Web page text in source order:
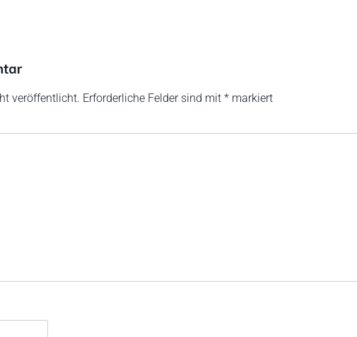
veröffentlicht. Erforderliche Felder sind mit * markiert